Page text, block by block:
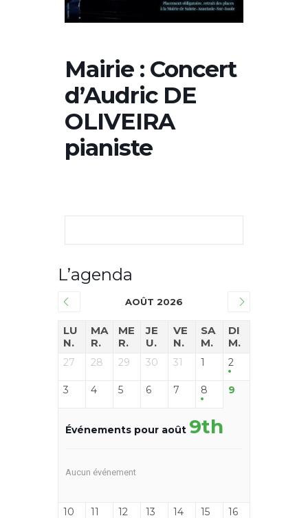
Mairie : Concert
d’Audric DE
OLIVEIRA
pianiste
L’agenda
AOÛT 2026
LU
N.
MA
R.
ME
R.
JE
U.
VE
N.
SA
M.
DI
M.
27 28 29 30 31 1 2
3 4 5 6 7 8 9
Événements pour août 9th
Aucun événement
10 11 12 13 14 15 16